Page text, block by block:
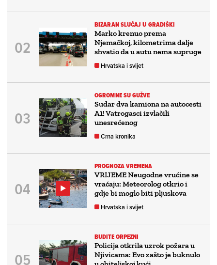
BIZARAN SLUČAJ U GRADIŠKI
Marko krenuo prema
Njemačkoj, kilometrima dalje
shvatio da u autu nema supruge
Hrvatska i svijet
OGROMNE SU GUŽVE
Sudar dva kamiona na autocesti
A1! Vatrogasci izvlačili
unesrećenog
Crna kronika
PROGNOZA VREMENA
VRIJEME Neugodne vrućine se
vraćaju: Meteorolog otkrio i
gdje bi moglo biti pljuskova
Hrvatska i svijet
BUDITE ORPEZNI
Policija otkrila uzrok požara u
Njivicama: Evo zašto je buknulo